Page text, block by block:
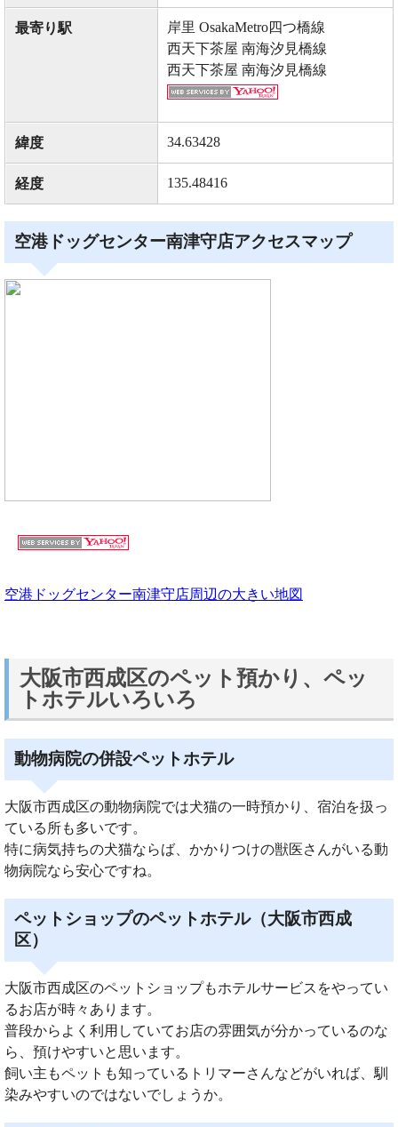
最寄り駅
岸里 OsakaMetro四つ橋線
西天下茶屋 南海汐見橋線
西天下茶屋 南海汐見橋線
緯度 34.63428
経度 135.48416
空港ドッグセンター南津守店アクセスマップ
空港ドッグセンター南津守店周辺の大きい地図
大阪市西成区のペット預かり、ペッ
トホテルいろいろ
動物病院の併設ペットホテル
大阪市西成区の動物病院では犬猫の一時預かり、宿泊を扱っ
ている所も多いです。
特に病気持ちの犬猫ならば、かかりつけの獣医さんがいる動
物病院なら安心ですね。
ペットショップのペットホテル（大阪市西成
区）
大阪市西成区のペットショップもホテルサービスをやってい
るお店が時々あります。
普段からよく利用していてお店の雰囲気が分かっているのな
ら、預けやすいと思います。
飼い主もペットも知っているトリマーさんなどがいれば、馴
染みやすいのではないでしょうか。